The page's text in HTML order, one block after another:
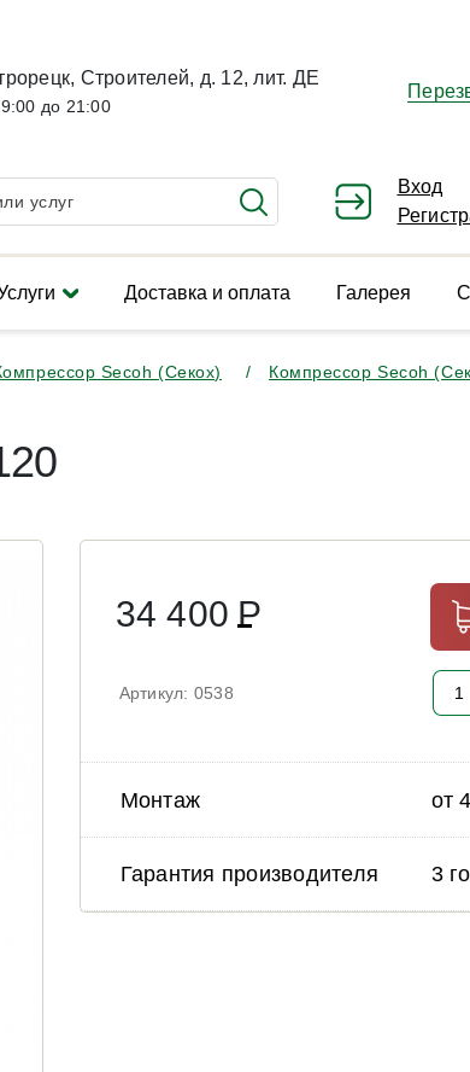
Строителей, д. 12, лит. ДЕ
до 21:00
Вход
Доставка и оплата Галерея
Secoh (Секох) Компрессор Secoh
34 400Р
Артикул: 0538
Монтаж от
Гарантия производителя 3